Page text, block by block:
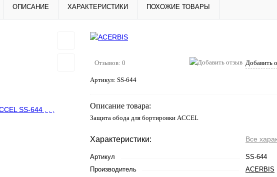
ОПИСАНИЕ ХАРАКТЕРИСТИКИ ПОХОЖИЕ ТОВАРЫ
Отзывов: 0 Добавить
Артикул: SS-644
Описание товара:
Защита обода для бортировки ACCEL
Характеристики: Все
Артикул
SS-644
Производитель
ACERBIS